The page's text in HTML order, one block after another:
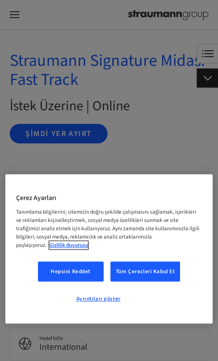
Straumann Signature Midas:
Fast Track
İstek Üzerine | Online
ŞIMDI YER AYIRT
Durum
Dil
English
0.00 Puan
Hedef kitle
International
Çerez Ayarları
Tanımlama bilgilerini; sitemizin doğru şekilde çalışmasını sağlamak, içerikleri
ve reklamları kişiselleştirmek, sosyal medya özellikleri sunmak ve site
trafiğimizi analiz etmek için kullanıyoruz. Aynı zamanda site kullanımınızla ilgili
bilgileri; sosyal medya, reklamcılık ve analiz ortaklarımızla
paylaşıyoruz. Gizlilik duyurusu
Hepsini Reddet Tüm Çerezleri Kabul Et
Ayrıntıları göster